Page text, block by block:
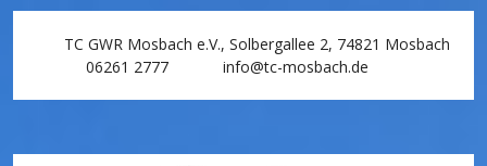
TC GWR Mosbach e.V., Solbergallee 2, 74821 Mosbach
06261 2777
info@tc-mosbach.de